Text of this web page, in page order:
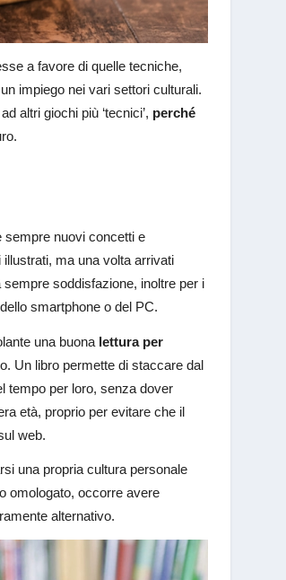
a favore di quelle tecniche,
impiego nei vari settori culturali.
altri giochi più ‘tecnici’, perché
sempre nuovi concetti e
ma una volta arrivati
soddisfazione, inoltre per i
smartphone o del PC.
una buona lettura per
Un libro permette di staccare dal
tempo per loro, senza dover
età, proprio per evitare che il
web.
una propria cultura personale
omologato, occorre avere
alternativo.